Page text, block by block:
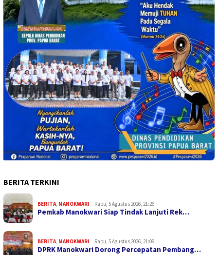
BERITA TERKINI
BERITA, MANOKWARI Rabu, 5 Agustus 2026, 21:26
Pemkab Manokwari Siap Tindak Lanjuti Rek…
BERITA, MANOKWARI Rabu, 5 Agustus 2026, 21:09
DPRK Manokwari Dorong Percepatan Pembang…